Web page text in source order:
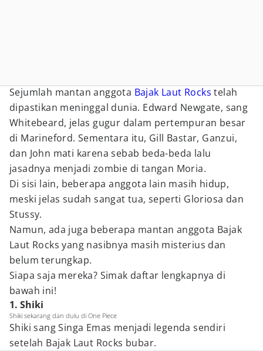
Sejumlah mantan anggota Bajak Laut Rocks telah
dipastikan meninggal dunia. Edward Newgate, sang
Whitebeard, jelas gugur dalam pertempuran besar
di Marineford. Sementara itu, Gill Bastar, Ganzui,
dan John mati karena sebab beda-beda lalu
jasadnya menjadi zombie di tangan Moria.
Di sisi lain, beberapa anggota lain masih hidup,
meski jelas sudah sangat tua, seperti Gloriosa dan
Stussy.
Namun, ada juga beberapa mantan anggota Bajak
Laut Rocks yang nasibnya masih misterius dan
belum terungkap.
Siapa saja mereka? Simak daftar lengkapnya di
bawah ini!
1. Shiki
Shiki sekarang dan dulu di One Piece
Shiki sang Singa Emas menjadi legenda sendiri
setelah Bajak Laut Rocks bubar.